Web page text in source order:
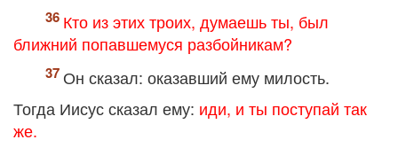
Кто из этих троих, думаешь ты, был
ближний попавшемуся разбойникам?
Он сказал: оказавший ему милость.
Тогда Иисус сказал ему: иди, и ты поступай так
же.